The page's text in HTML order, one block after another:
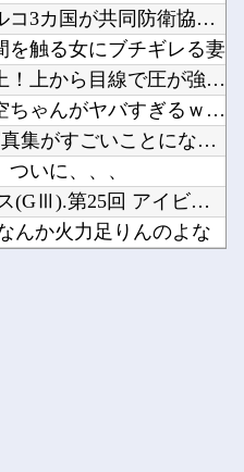
Powered by livedoor 相互RSS
サウジ・パキスタン・トルコ3カ国が共同防衛協定締結…「イスラ...
を触る女にブチギレる妻
にじさんじ「緑仙」大炎上！上から目線で圧が強い返信「もうすで...
後ろに写ってる一ノ瀬美空ちゃんがヤバすぎるｗ【乃木坂46】
【NMB48】 本郷柚巴の写真集がすごいことになってる
いに、、、
第73回 クイーンステークス(GⅢ).第25回 アイビスサマ...
んか火力足りんのよな